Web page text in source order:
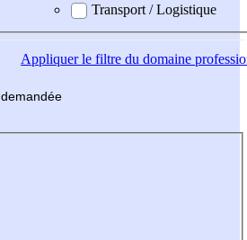
Transport / Logistique
Appliquerle filtre du domaine
demandée